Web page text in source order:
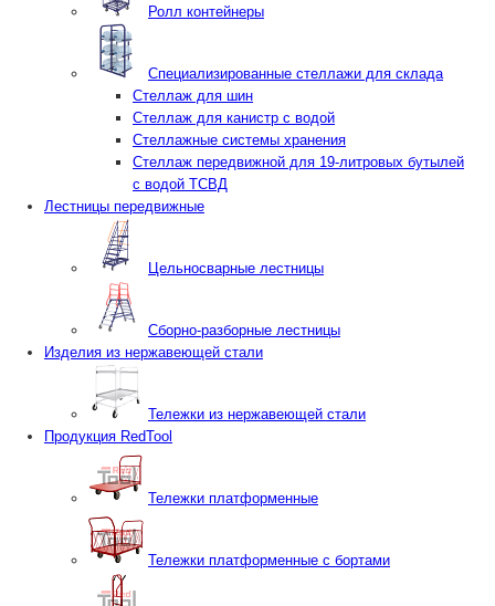
Ролл контейнеры
Специализированные стеллажи для склада
Стеллаж для шин
Стеллаж для канистр с водой
Стеллажные системы хранения
Стеллаж передвижной для 19-литровых бутылей
с водой ТСВД
Лестницы передвижные
Цельносварные лестницы
Сборно-разборные лестницы
Изделия из нержавеющей стали
Тележки из нержавеющей стали
Продукция RedTool
Тележки платформенные
Тележки платформенные с бортами